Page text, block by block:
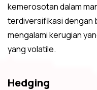
kemerosotan dalam
terdiversifikasi dengan
mengalami kerugian
yang volatile.
Hedging